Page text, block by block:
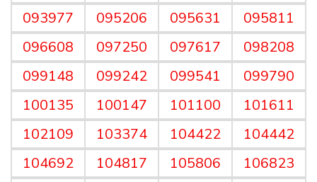
093977
095206 095631
095811
096608
097250 097617
098208
099148
099242 099541
099790
100135
100147 101100
101611
102109
103374 104422
104442
104692
104817 105806
106823